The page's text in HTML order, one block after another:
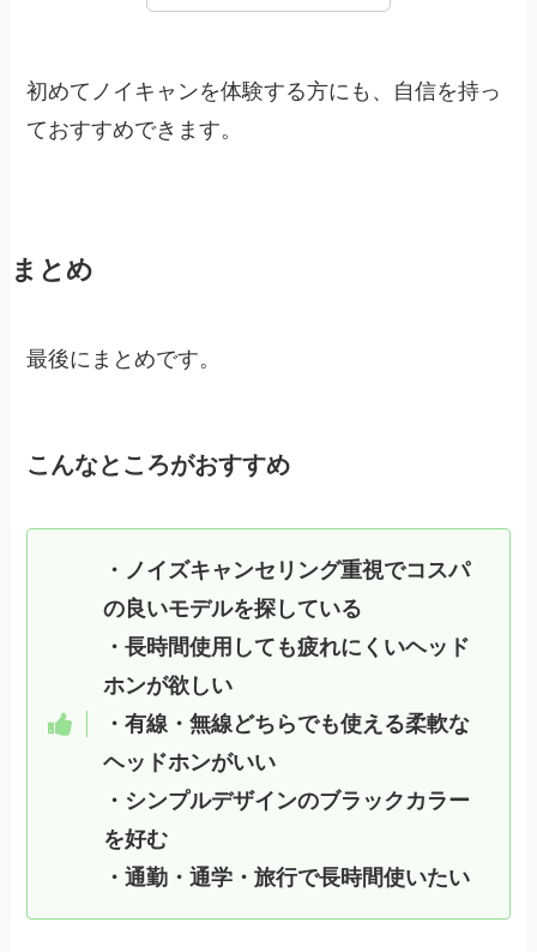
初めてノイキャンを体験する方にも、自信を持っ
ておすすめできます。
まとめ
最後にまとめです。
こんなところがおすすめ
・ノイズキャンセリング重視でコスパ
の良いモデルを探している
・長時間使用しても疲れにくいヘッド
ホンが欲しい
・有線・無線どちらでも使える柔軟な
ヘッドホンがいい
・シンプルデザインのブラックカラー
を好む
・通勤・通学・旅行で長時間使いたい